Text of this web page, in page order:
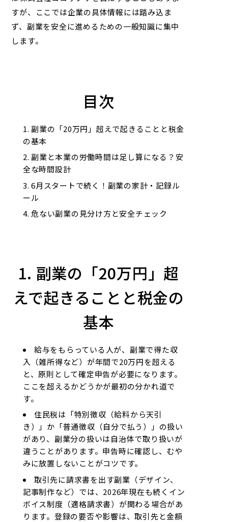
すが、ここでは企業の具体情報には踏み込ま
ず、副業を安全に進めるための一般知識に集中
します。
目次
副業の「20万円」超えで起きることと税金
の基本
副業と本業の労働時間は足し算になる？安
全な時間設計
6月スタートで続く！副業の家計・記録ル
ール
危ない副業の見分け方と安全チェック
1. 副業の「20万円」超
えで起きることと税金の
基本
給与をもらっている人が、副業で得た収
入（雑所得など）が年間で20万円を超える
と、原則として確定申告が必要になります。
ここを超えるかどうかが最初の分かれ道で
す。
住民税は「特別徴収（給料から天引
き）」か「普通徴収（自分で払う）」の扱い
があり、副業分の扱いは自治体で取り扱いが
違うことがあります。申告時に確認し、むや
みに放置しないことがコツです。
取引先に請求書を出す副業（デザイン、
記事制作など）では、2026年現在も続くイン
ボイス制度（適格請求書）が関わる場合があ
ります。登録の要否や影響は、取引先と金額